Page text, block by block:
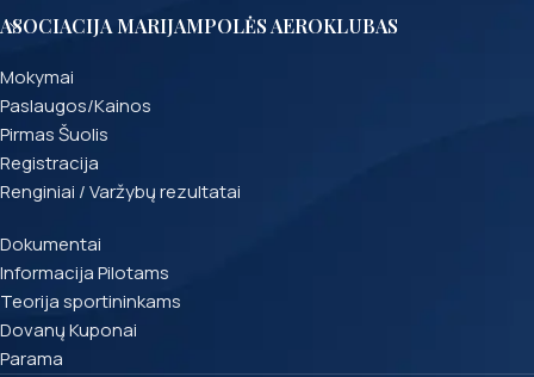
ASOCIACIJA MARIJAMPOLĖS AEROKLUBAS
Mokymai
Paslaugos/Kainos
Pirmas Šuolis
Registracija
Renginiai / Varžybų rezultatai
Dokumentai
Informacija Pilotams
Teorija sportininkams
Dovanų Kuponai
Parama